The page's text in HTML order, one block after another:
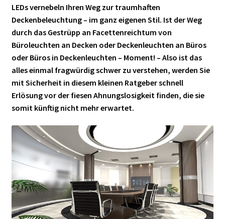
LEDs vernebeln Ihren Weg zur traumhaften
Deckenbeleuchtung – im ganz eigenen Stil. Ist der Weg
durch das Gestrüpp an Facettenreichtum von
Büroleuchten an Decken oder Deckenleuchten an Büros
oder Büros in Deckenleuchten – Moment! – Also ist das
alles einmal fragwürdig schwer zu verstehen, werden Sie
mit Sicherheit in diesem kleinen Ratgeber schnell
Erlösung vor der fiesen Ahnungslosigkeit finden, die sie
somit künftig nicht mehr erwartet.